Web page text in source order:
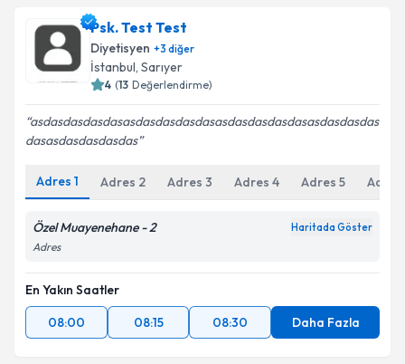
Psk. Test Test
Diyetisyen +3 diğer
İstanbul, Sarıyer
4 (13 Değerlendirme)
asdasdasdasdasasdasdasdasdasasdasdasdasdasasdasdasdas
dasasdasdasdasdas
Adres 1 Adres 2 Adres 3 Adres 4 Adres 5 Adres
Özel Muayenehane - 2 Haritada Göster
Adres
En Yakın Saatler
08:00
08:15 08:30 Daha Fazla